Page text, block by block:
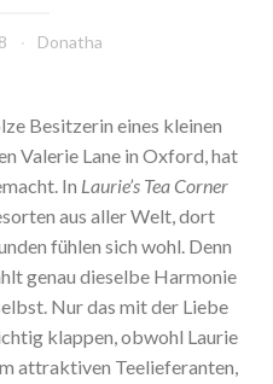
Donatha
Besitzerin eines kleinen
Valerie Lane in Oxford, hat
In Laurie’s Tea Corner
aus aller Welt, dort
fühlen sich wohl. Denn
genau dieselbe Harmonie
Nur das mit der Liebe
klappen, obwohl Laurie
attraktiven Teelieferanten,